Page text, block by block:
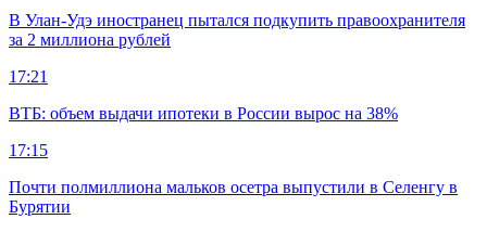
В Улан-Удэ иностранец пытался подкупить правоохранителя
за 2 миллиона рублей
17:21
ВТБ: объем выдачи ипотеки в России вырос на 38%
17:15
Почти полмиллиона мальков осетра выпустили в Селенгу в
Бурятии